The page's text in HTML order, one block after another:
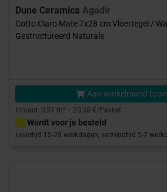
Dune Ceramica Agadir
Cotto Claro Mate 7x28 cm Vloertegel /
Gestructureerd Naturale
Aan winkelmand
Inhoud: 0,51 m² = 20,38 €/Pakket
Wordt voor je besteld
Levertijd 15-28 werkdagen, verzendtijd 5-7